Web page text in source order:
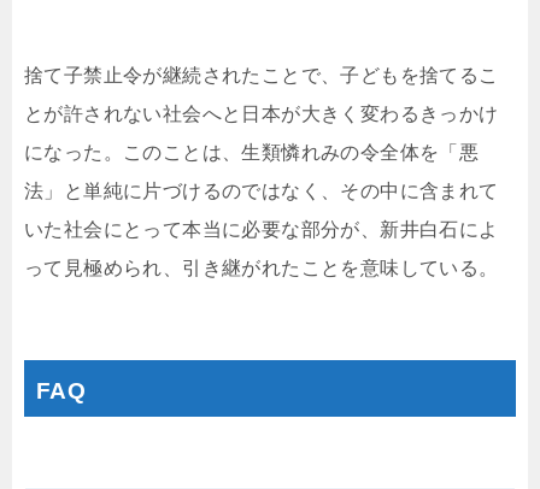
捨て子禁止令が継続されたことで、子どもを捨てるこ
とが許されない社会へと日本が大きく変わるきっかけ
になった。このことは、生類憐れみの令全体を「悪
法」と単純に片づけるのではなく、その中に含まれて
いた社会にとって本当に必要な部分が、新井白石によ
って見極められ、引き継がれたことを意味している。
FAQ